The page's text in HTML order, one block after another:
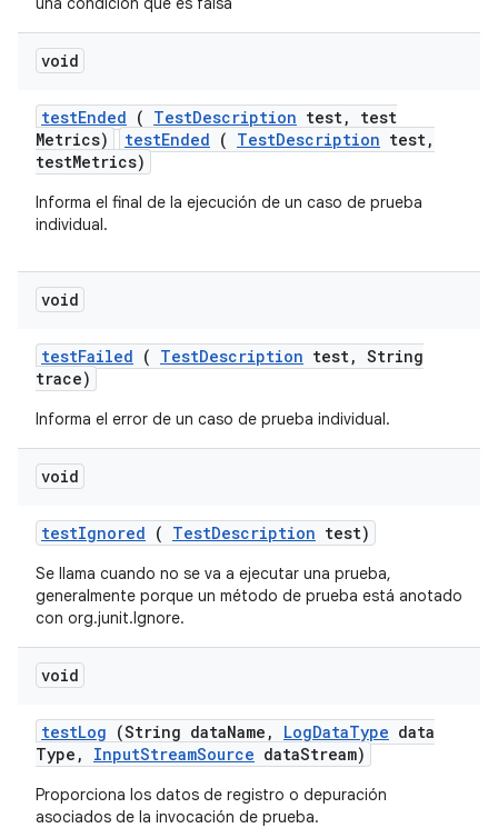
void
testEnded ( TestDescription test,
test
Metrics)
testEnded ( TestDescription test,
testMetrics)
Informa el final de la ejecución de un caso de prueba
individual.
void
testFailed ( TestDescription test, String
trace)
Informa el error de un caso de prueba individual.
void
testIgnored ( TestDescription test)
Se llama cuando no se va a ejecutar una prueba,
generalmente porque un método de prueba está anotado
con org.junit.Ignore.
void
testLog (String dataName , LogDataType data
Type , InputStreamSource dataStream)
Proporciona los datos de registro o depuración
asociados de la invocación de prueba.